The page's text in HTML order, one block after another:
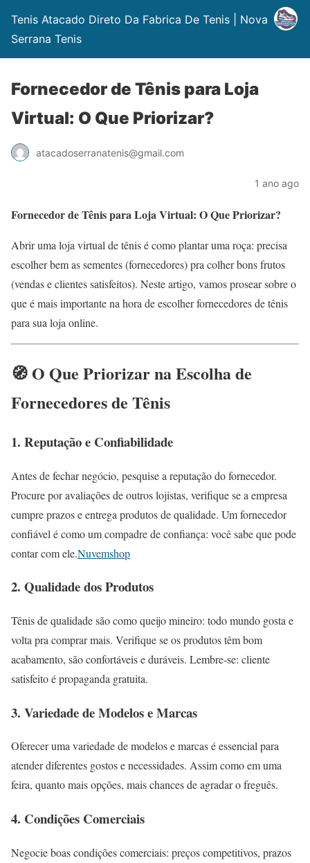
Tenis Atacado Direto Da Fabrica De Tenis | Nova
Serrana Tenis
Fornecedor de Tênis para Loja
Virtual: O Que Priorizar?
atacadoserranatenis@gmail.com
1 ano ago
Fornecedor de Tênis para Loja Virtual: O Que Priorizar?
Abrir uma loja virtual de tênis é como plantar uma roça: precisa
escolher bem as sementes (fornecedores) pra colher bons frutos
(vendas e clientes satisfeitos). Neste artigo, vamos prosear sobre o
que é mais importante na hora de escolher fornecedores de tênis
para sua loja online.
🧭 O Que Priorizar na Escolha de
Fornecedores de Tênis
1. Reputação e Confiabilidade
Antes de fechar negócio, pesquise a reputação do fornecedor.
Procure por avaliações de outros lojistas, verifique se a empresa
cumpre prazos e entrega produtos de qualidade. Um fornecedor
confiável é como um compadre de confiança: você sabe que pode
contar com ele.Nuvemshop
2. Qualidade dos Produtos
Tênis de qualidade são como queijo mineiro: todo mundo gosta e
volta pra comprar mais. Verifique se os produtos têm bom
acabamento, são confortáveis e duráveis. Lembre-se: cliente
satisfeito é propaganda gratuita.
3. Variedade de Modelos e Marcas
Oferecer uma variedade de modelos e marcas é essencial para
atender diferentes gostos e necessidades. Assim como em uma
feira, quanto mais opções, mais chances de agradar o freguês.
4. Condições Comerciais
Negocie boas condições comerciais: preços competitivos, prazos